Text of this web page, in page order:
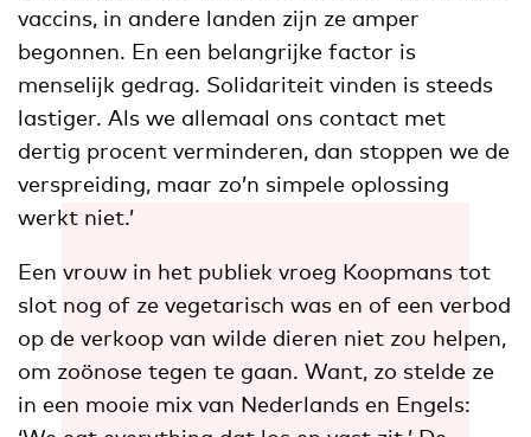
vaccins, in andere landen zijn ze amper
begonnen. En een belangrijke factor is
menselijk gedrag. Solidariteit vinden is steeds
lastiger. Als we allemaal ons contact met
dertig procent verminderen, dan stoppen we de
verspreiding, maar zo’n simpele oplossing
werkt niet.’
Een vrouw in het publiek vroeg Koopmans tot
slot nog of ze vegetarisch was en of een verbod
op de verkoop van wilde dieren niet zou helpen,
om zoönose tegen te gaan. Want, zo stelde ze
in een mooie mix van Nederlands en Engels: